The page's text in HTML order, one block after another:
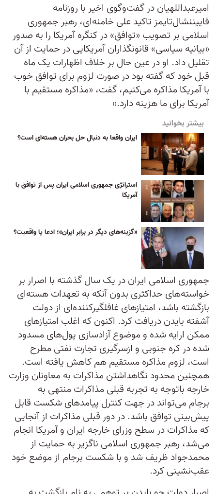
امیرعبداللهیان در گفت‌و‌گوی اخیر با روزنامه
فاییننشال‌تایمز تاکید علی خامنه‌ای، رهبر جمهوری
اسلامی بر تصویب «توافق» در کنگره آمریکا را به صدور
«بیانیه سیاسی» قانونگذاران آمریکایی در حمایت از آن
تقلیل داد. او در عین حال بر خلاف اظهارات یک ماه
قبل خود که گفته بود در صورت لزوم برای توافق خوب
با آمریکا مذاکره می‌کنیم، گفت، «مذاکره مستقیم با
آمریکا برای ما هزینه دارد.»
بیشتر بخوانید
ایران واقعا به دنبال حل بحران هسته‌ای است؟
استراتژی جمهوری اسلامی ایران پس از توافق با
آمریکا
«گزینه‌های دیگر در برابر ایران»؛ ادعا یا واقعیت؟
جمهوری اسلامی ایران در یک سال گذشته با اصرار بر
خواسته‌های حداکثری بدون آنکه به تعهدات هسته‌ای
بازگشته باشد، امتیازهای غافلگیر‌کننده‌ای از دولت
آشفته بایدن دریافت کرد. اکنون که اغلب امتیازهای
ممکن ارایه شده و موضوع آزادسازی پول‌های مسدود
شده در کره جنوبی و ازسرگیری تجارت نفتی مطرح
است، لزوم مذاکره مستقیم هم کاهش یافته است.
همچنین محدود نگاهداشتن مذاکرات به معاونان وزارت
خارجه باتوجه به تجربه قبلی مذاکرات منتهی به
برجام می‌تواند در جهت کنترل پیامدهای شکست قابل
پیش‌بینی توافق باشد. در دور قبلی مذاکرات از آنجایی
که مذاکرات در سطح وزرای خارجه ایران و آمریکا انجام
می‌شد، رهبر جمهوری اسلامی ناگزیر به حمایت از
محمد‌جواد ظریف شد و با شکست برجام از موضع خود
عقب‌نشینی کرد.